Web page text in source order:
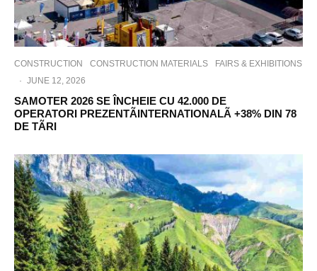
CONSTRUCTION CONSTRUCTION MATERIALS
FAIRS & EXHIBITIONS
· JUNE 12, 2026
SAMOTER 2026 SE ÎNCHEIE CU 42.000 DE
OPERATORI PREZENTÃINTERNATIONALÃ +38% DIN 78
DE TÃRI